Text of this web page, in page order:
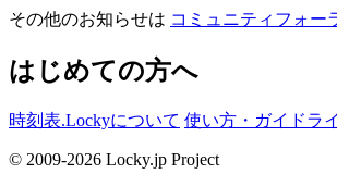
その他のお知らせは コミュニティフォー
はじめての方へ
時刻表.Lockyについて 使い方・ガイドラ
© 2009-2026 Locky.jp Project